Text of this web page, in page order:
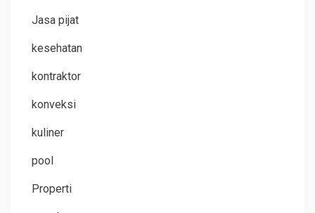
Jasa pijat
kesehatan
kontraktor
konveksi
kuliner
pool
Properti